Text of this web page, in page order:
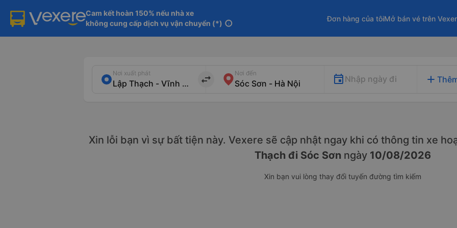
Cam kết hoàn 150% nếu nhà xe
không cung cấp dịch vụ vận chuyển (*) info
Đơn hàng của tôiMở bán vé trên
Nơi xuất phát
import_export
Nơi đến
Nhập ngày đi add
Xin lỗi bạn vì sự bất tiện này. Vexere sẽ cập nhật ngay khi có thông tin xe
Thạch đi Sóc Sơn ngày 10/08/2026
Xin bạn vui lòng thay đổi tuyến đường tìm kiếm